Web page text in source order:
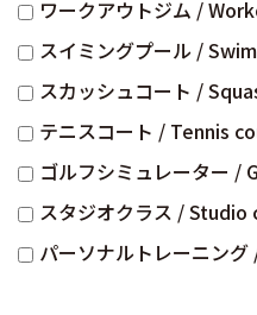
ワークアウトジム /
スイミングプール /
スカッシュコート /
テニスコート / Tennis
ゴルフシミュレーター /
スタジオクラス / Studio
パーソナルトレーニン